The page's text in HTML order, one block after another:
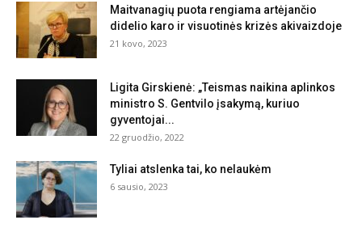
Maitvanagių puota rengiama artėjančio
didelio karo ir visuotinės krizės akivaizdoje
21 kovo, 2023
Ligita Girskienė: „Teismas naikina aplinkos
ministro S. Gentvilo įsakymą, kuriuo
gyventojai...
22 gruodžio, 2022
Tyliai atslenka tai, ko nelaukėm
6 sausio, 2023